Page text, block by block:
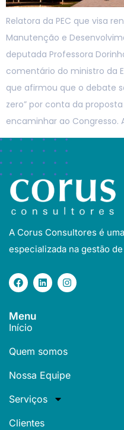
Relatora da PEC que visa
Manutenção e
deputada Professora
comentário do ministro da
que afirmou que o debate
zero” por conta da
encaminhar ao Congresso.
A Corus Consultores é
especializada na gestão
Menu
Início
Quem somos
Nossa Equipe
Serviços
Clientes